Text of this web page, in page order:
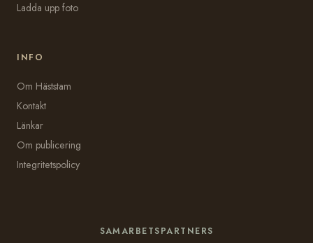
Ladda upp foto
INFO
Om Häststam
Kontakt
Länkar
Om publicering
Integritetspolicy
SAMARBETSPARTNERS